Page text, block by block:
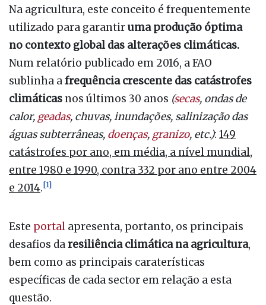
Na agricultura, este conceito é frequentemente
utilizado para garantiruma produção óptima
no contexto global das alterações climáticas.
Num relatório publicado em 2016, a FAO
sublinha afrequência crescente das catástrofes
climáticas nos últimos 30 anos (secas, ondas de
calor, geadas, chuvas, inundações, salinização das
águas subterrâneas, doenças, granizo, etc.): 149
catástrofes por ano, em média, a nível mundial,
entre 1980 e 1990, contra 332 por ano entre 2004
e 2014.[1]
Este portal apresenta, portanto, os principais
desafios daresiliência climática na agricultura,
bem como as principais caraterísticas
específicas de cada sector em relação a esta
questão.